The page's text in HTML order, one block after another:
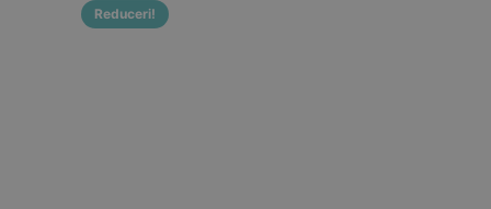
Reduceri!